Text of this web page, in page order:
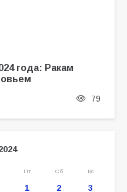
года: Ракам
79
Пт Сб Вс
1 2
3